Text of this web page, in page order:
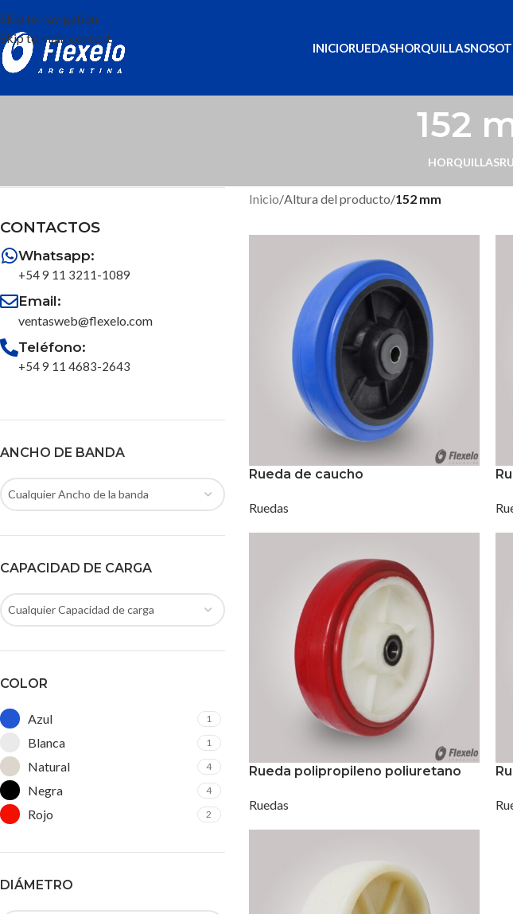
Skip to navigation
Skip to main content
INICIORUEDASHORQUILLAS
152
HORQUILLAS
CONTACTOS
Whatsapp:
+54 9 11 3211-1089
Email:
ventasweb@flexelo.com
Teléfono:
+54 9 11 4683-2643
ANCHO DE BANDA
Cualquier Ancho de la banda
CAPACIDAD DE CARGA
Cualquier Capacidad de carga
COLOR
Azul 1
Blanca 1
Natural 4
Negra 4
Rojo 2
DIÁMETRO
Inicio/Altura del producto/152 mm
Rueda de caucho
Ruedas
Rueda polipropileno poliuretano
Ruedas